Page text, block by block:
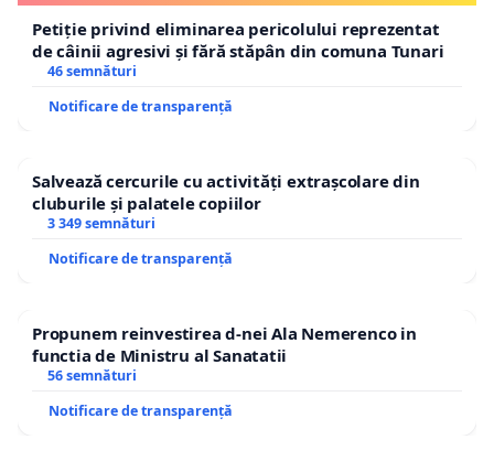
Petiție privind eliminarea pericolului reprezentat
de câinii agresivi și fără stăpân din comuna Tunari
46 semnături
Notificare de transparență
Salvează cercurile cu activități extrașcolare din
cluburile și palatele copiilor
3 349 semnături
Notificare de transparență
Propunem reinvestirea d-nei Ala Nemerenco in
functia de Ministru al Sanatatii
56 semnături
Notificare de transparență